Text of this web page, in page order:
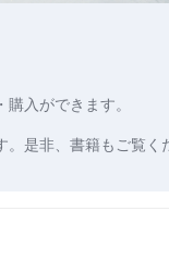
入ができます。
。是非、書籍もご覧く